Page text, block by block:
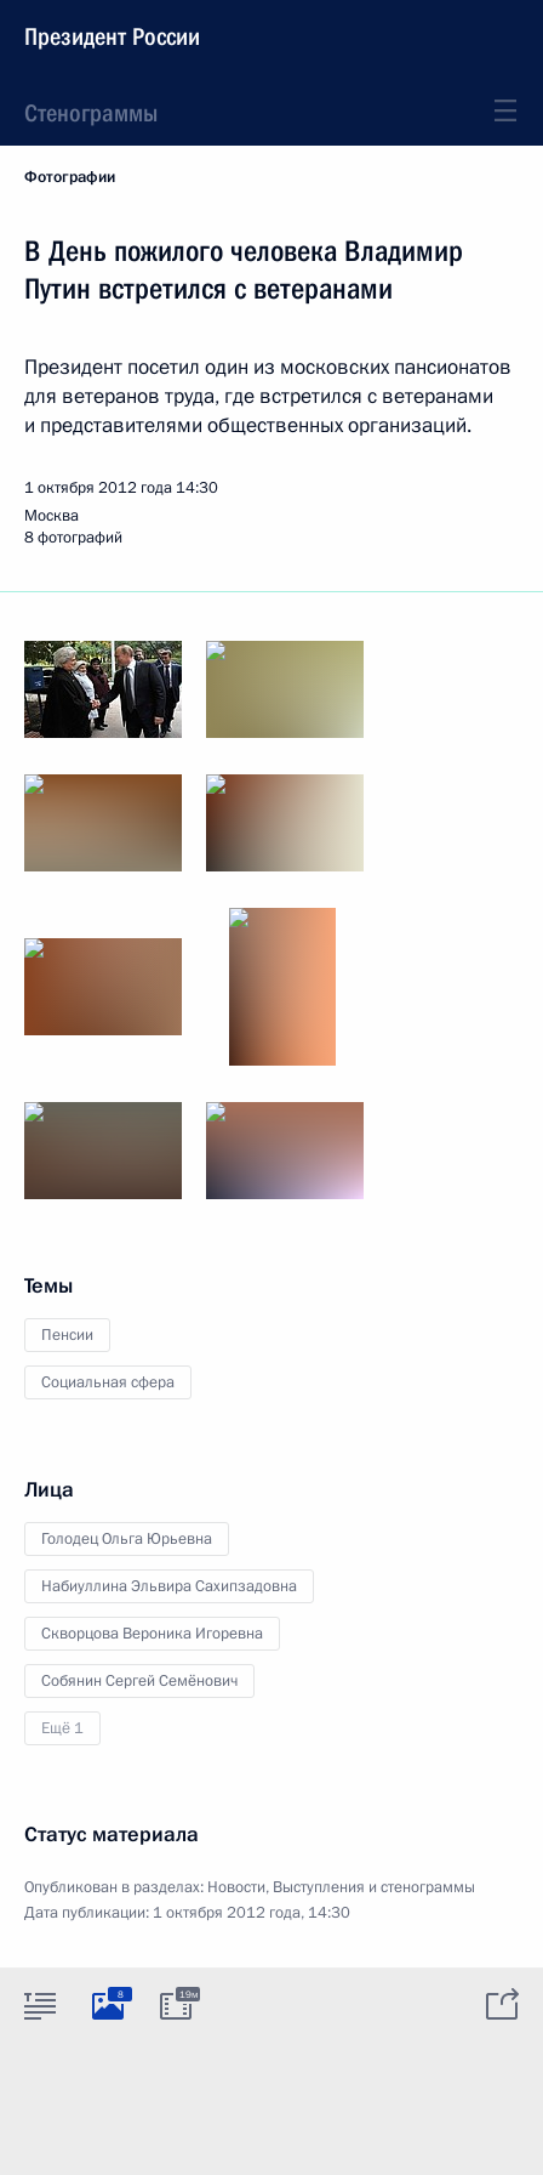
Президент России
Стенограммы
Фотографии
В День пожилого человека Владимир
Путин встретился с ветеранами
Президент посетил один из московских пансионатов
для ветеранов труда, где встретился с ветеранами
и представителями общественных организаций.
1 октября 2012 года 14:30
Москва
8 фотографий
Темы
Пенсии
Социальная сфера
Лица
Голодец Ольга Юрьевна
Набиуллина Эльвира Сахипзадовна
Скворцова Вероника Игоревна
Собянин Сергей Семёнович
Ещё 1
Статус материала
Опубликован в разделах: Новости, Выступления и стенограммы
Дата публикации: 1 октября 2012 года, 14:30
8 19м